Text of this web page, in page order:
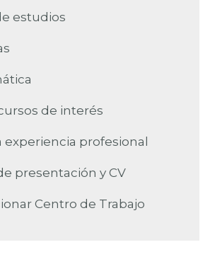
estudios
de interés
experiencia profesional
presentación y CV
Centro de Trabajo